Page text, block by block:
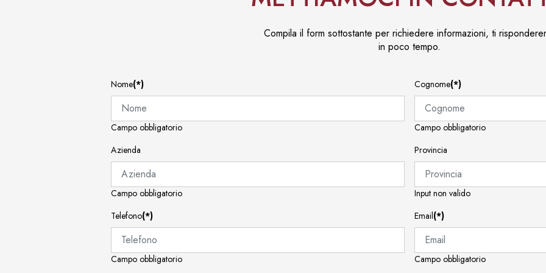
Compila il form sottostante per richiedere informazioni, ti
in poco tempo.
Nome(*)
Campo obbligatorio
Cognome(*)
Campo obbligatorio
Azienda
Campo obbligatorio
Provincia
Input non valido
Telefono(*)
Campo obbligatorio
Email(*)
Campo obbligatorio